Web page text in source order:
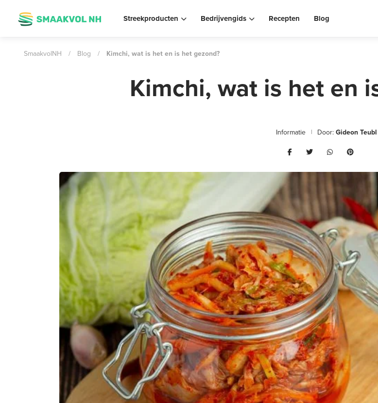
Streekproducten Bedrijvengids Recepten Blog
SmaakvolNH / Blog / Kimchi, wat is het en is het gezond?
Kimchi, wat is het en
Informatie Door:Gideon Teubl